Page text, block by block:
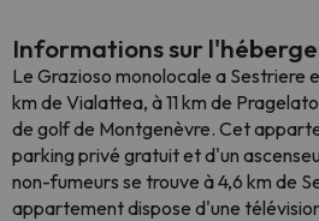
Informations sur
Le Grazioso monolocale a Sestriere
km de Vialattea, à 11 km de
de golf de Montgenèvre. Cet
parking privé gratuit et d'un
non-fumeurs se trouve à 4,6 km de
appartement dispose d'une